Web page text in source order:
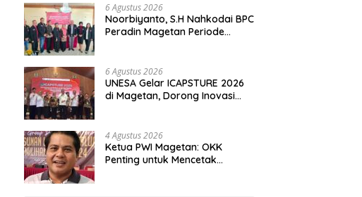
6 Agustus 2026
Noorbiyanto, S.H Nahkodai BPC
Peradin Magetan Periode
6 Agustus 2026
UNESA Gelar ICAPSTURE 2026
di Magetan, Dorong Inovasi
4 Agustus 2026
Ketua PWI Magetan: OKK
Penting untuk Mencetak